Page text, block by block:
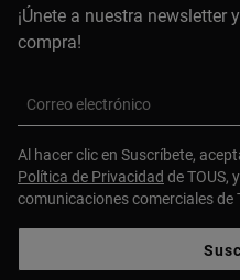
¡Únete a nuestra newsletter
compra!
Correo electrónico
Al hacer clic en Suscríbete,
Política de Privacidad de TOUS,
comunicaciones comerciales de